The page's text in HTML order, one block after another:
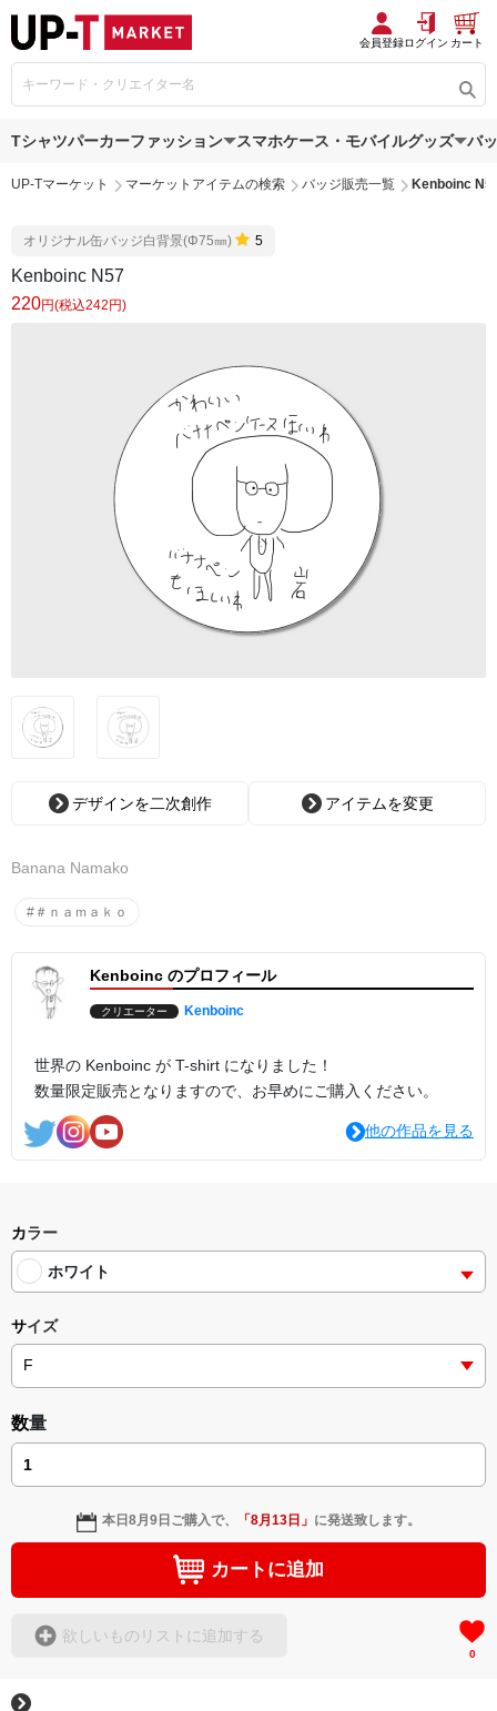
会員登録ログイン カート
Tシャツパーカーファッション スマホケース・モバイルグッズ バ
UP-Tマーケット マーケットアイテムの検索 バッジ販売一覧 Kenboinc
オリジナル缶バッジ白背景(Φ75㎜) 5
Kenboinc N57
220円(税込242円)
デザインを二次創作 アイテムを変更
Banana Namako
#＃ｎａｍａｋｏ
Kenboinc のプロフィール
クリエーター Kenboinc
世界の Kenboinc が T-shirt になりました！
数量限定販売となりますので、お早めにご購入ください。
他の作品を見る
カラー
ホワイト
サイズ
数量
本日8月9日 ご購入で、 「8月13日 」 に発送致します。
カートに追加
欲しいものリストに追加する
0